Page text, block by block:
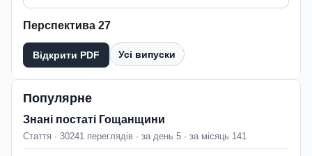
Перспектива 27
Відкрити PDF Усі випуски
Популярне
Знані постаті Гощанщини
Стаття · 30241 переглядів · за день 5 · за місяць 141